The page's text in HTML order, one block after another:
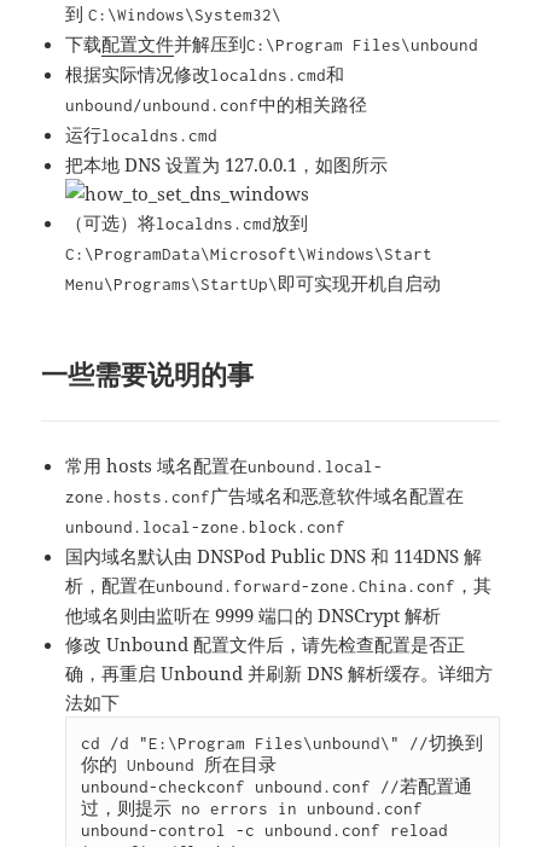
到C:\Windows\System32\
下载配置文件并解压到C:\Program Files\unbound
根据实际情况修改localdns.cmd和
unbound/unbound.conf中的相关路径
运行localdns.cmd
把本地 DNS 设置为 127.0.0.1，如图所示
（可选）将localdns.cmd放到
C:\ProgramData\Microsoft\Windows\Start
Menu\Programs\StartUp\即可实现开机自启动
一些需要说明的事
常用 hosts 域名配置在unbound.local-
zone.hosts.conf广告域名和恶意软件域名配置在
unbound.local-zone.block.conf
国内域名默认由 DNSPod Public DNS 和 114DNS 解
析，配置在unbound.forward-zone.China.conf ，其
他域名则由监听在 9999 端口的 DNSCrypt 解析
修改 Unbound 配置文件后，请先检查配置是否正
确，再重启 Unbound 并刷新 DNS 解析缓存。详细方
法如下
cd /d "E:\Program Files\unbound\" //切换到
你的 Unbound 所在目录
unbound-checkconf unbound.conf //若配置通
过，则提示 no errors in unbound.conf
unbound-control -c unbound.conf reload